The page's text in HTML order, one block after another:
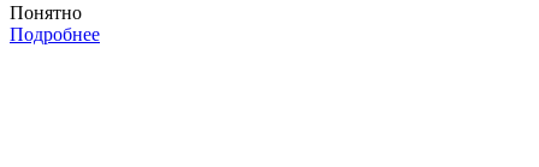
Понятно
Подробнее